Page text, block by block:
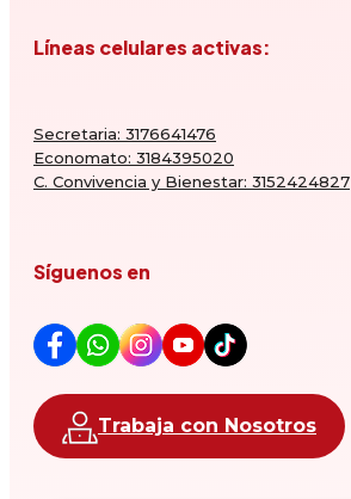
Líneas celulares activas:
Secretaria: 3176641476
Economato: 3184395020
C. Convivencia y Bienestar: 3152424827
Síguenos en
Trabaja con Nosotros